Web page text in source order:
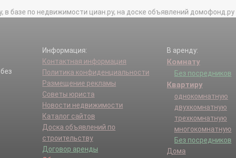
в базе по недвижимости циан.ру, на доске объявлений домофонд.ру
Информация:
Контактная информация
Политика конфиденциальности
Размещение рекламы
Советы юриста
Новости недвижимости
Каталог сайтов
Доска объявлений по
строительству
Договор аренды
В аренду:
Комнату
Без посредников
Квартиру
однокомнатную
двухкомнатную
трехкомнатную
многокомнатную
Без посредников
Дома